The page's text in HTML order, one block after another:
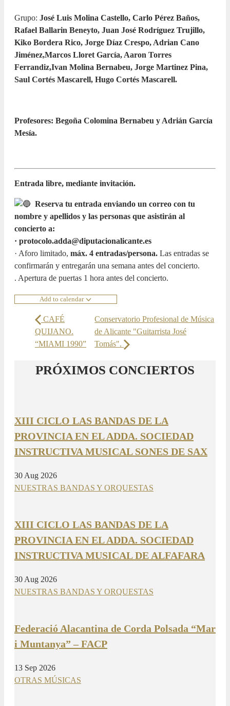
Grupo: José Luis Molina Castello, Carlo Pérez Baños,
Rafael Ballarin Beneyto, Juan José Rodríguez Trujillo,
Kiko Bordera Rico, Jorge Díaz Crespo, Adrian Cano
Jiménez,Marcos Lloret García, Aaron Torres
Ferrandiz,Ivan Molina Bernabeu, Jorge Martinez Pina,
Saul Cortés Mascarell, Hugo Cortés Mascarell.
Profesores: Begoña Colomina Bernabeu y Adrián García
Mesía.
Entrada libre, mediante invitación.
Reserva tu entrada enviando un correo con tu
nombre y apellidos y las personas que asistirán al
concierto a:
· protocolo.adda@diputacionalicante.es
· Aforo limitado, máx. 4 entradas/persona. Las entradas se
confirmarán y entregarán una semana antes del concierto.
. Apertura de puertas 1 hora antes del concierto.
Add to calendar
CAFÉ
QUIJANO.
“MIAMI 1990”
Conservatorio Profesional de Música
de Alicante "Guitarrista José
Tomás".
PRÓXIMOS CONCIERTOS
XIII CICLO LAS BANDAS DE LA
PROVINCIA EN EL ADDA. SOCIEDAD
INSTRUCTIVA MUSICAL SONES DE SAX
30 Aug 2026
NUESTRAS BANDAS Y ORQUESTAS
XIII CICLO LAS BANDAS DE LA
PROVINCIA EN EL ADDA. SOCIEDAD
INSTRUCTIVA MUSICAL DE ALFAFARA
30 Aug 2026
NUESTRAS BANDAS Y ORQUESTAS
Federació Alacantina de Corda Polsada “Mar
i Muntanya” – FACP
13 Sep 2026
OTRAS MÚSICAS